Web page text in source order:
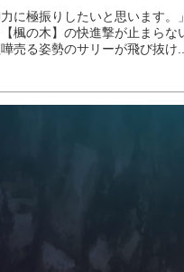
に極振りしたいと思います
楓の木】の快進撃が止まら
売る姿勢のサリーが飛び抜け